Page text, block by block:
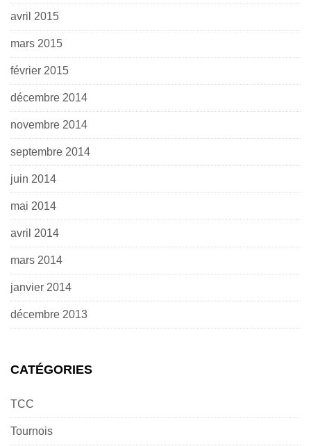
avril 2015
mars 2015
février 2015
décembre 2014
novembre 2014
septembre 2014
juin 2014
mai 2014
avril 2014
mars 2014
janvier 2014
décembre 2013
CATÉGORIES
TCC
Tournois